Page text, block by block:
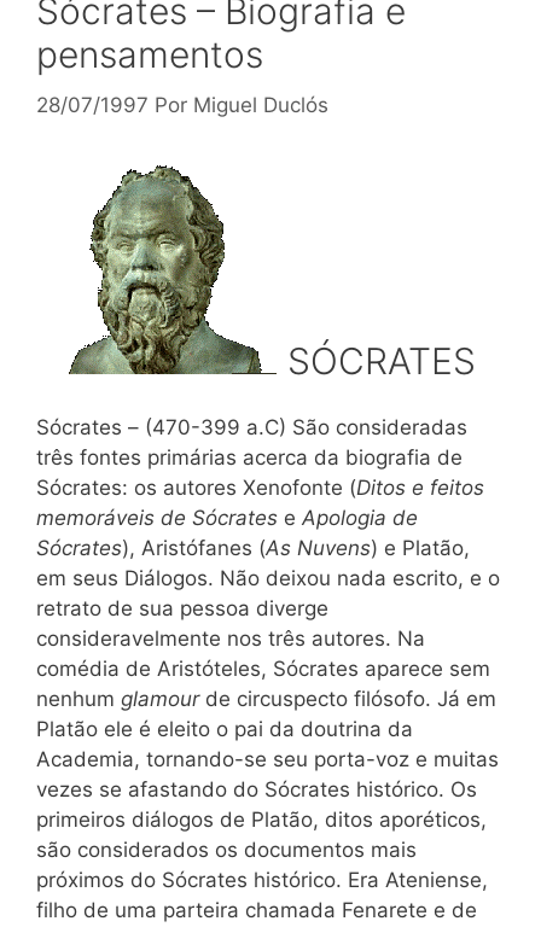
Sócrates – Biografia e
pensamentos
28/07/1997 Por Miguel Duclós
SÓCRATES
Sócrates – (470-399 a.C) São consideradas
três fontes primárias acerca da biografia de
Sócrates: os autores Xenofonte (Ditos e feitos
memoráveis de Sócrates e Apologia de
Sócrates), Aristófanes (As Nuvens) e Platão,
em seus Diálogos. Não deixou nada escrito, e o
retrato de sua pessoa diverge
consideravelmente nos três autores. Na
comédia de Aristóteles, Sócrates aparece sem
nenhum glamourde circuspecto filósofo. Já em
Platão ele é eleito o pai da doutrina da
Academia, tornando-se seu porta-voz e muitas
vezes se afastando do Sócrates histórico. Os
primeiros diálogos de Platão, ditos aporéticos,
são considerados os documentos mais
próximos do Sócrates histórico. Era Ateniense,
filho de uma parteira chamada Fenarete e de